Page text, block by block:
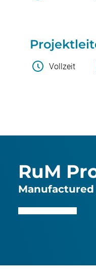
Vollzeit
RuM
Manufactured